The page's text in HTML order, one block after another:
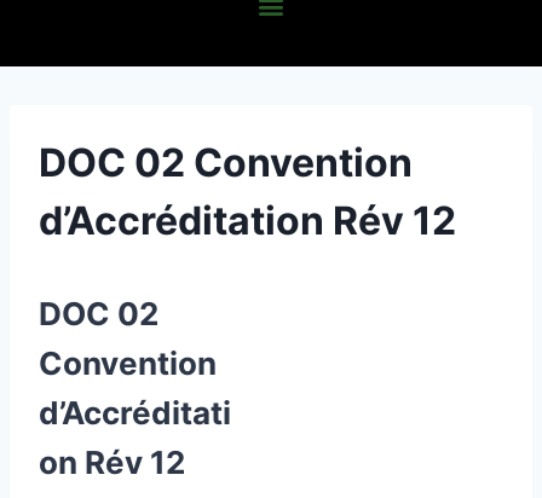
DOC 02 Convention
d’Accréditation Rév 12
DOC 02
Convention
d’Accréditati
on Rév 12